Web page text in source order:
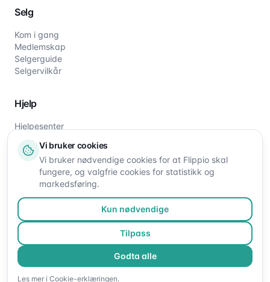
Selg
Kom i gang
Medlemskap
Selgerguide
Selgervilkår
Hjelp
Hjelpesenter
Om oss
Kontakt oss
©2026Flippio. Alle rettigheter reservert.
Vi bruker cookies
Vi bruker nødvendige cookies for at Flippio skal
fungere, og valgfrie cookies for statistikk og
markedsføring.
Kun nødvendige
Tilpass
Godta alle
Les mer i Cookie-erklæringen.